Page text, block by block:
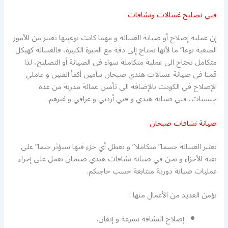
فني تصليح غسالات ونشافات
إن عملية إصلاح أو صيانة الغسالة و مهما كانت نوعيتها تعتبر من الأمور
الصعبة نوعا” ما لأنها تحتاج إلى دقة مع الخبرة الكبيرة، فالغسالة كهيكل
متكامل تحتاج الى عملية متكاملة سواء في الصيانة أو التصليح، لذا
قمنا في صيانة غسالات هندي صبحان بتأمين أكفأ الفنين و عاملي
الإصلاح في الكويت بالإضافة الى تأمين عمالة مدربة من عدة
جنسيات، فني صيانة هندي و فني أردني و عراقي و غيرهم.
صيانة نشافات صبحان
تعتبر الغسالة جسما” متكاملا” و تعطل أي جزء فيها سيؤثر حتما” على
بقية الأجزاء و نحن في صيانة نشافات هندي صبحان نعمل على إجراء
عمليات صيانة دورية متتابعة حسب حاجتكم.
نؤمن العديد من الأعمال منها :
إصلاح النشافة بسرعة و إتقان.